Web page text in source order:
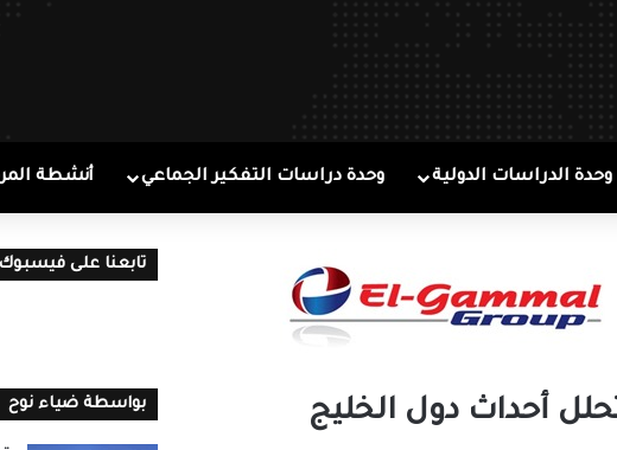
وحدة الدراسات الدولية وحدة دراسات التفكير الجماعي أنشطة
أحداث دول الخليج
تابعنا على فيسبوك
بواسطة ضياء نوح